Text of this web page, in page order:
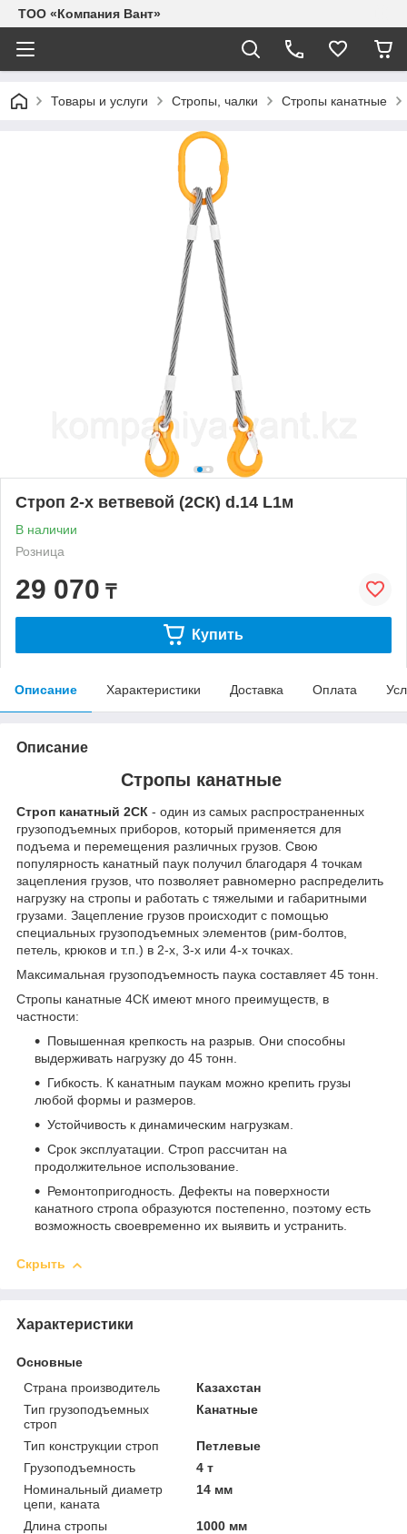
ТОО «Компания Вант»
Товары и услуги Стропы, чалки Стропы канатные
Строп 2-х ветвевой (2СК) d.14 L1м
В наличии
Розница
29 070 ₸
Купить
Описание Характеристики Доставка Оплата
Описание
Стропы канатные
Строп канатный 2СК - один из самых распространенных
грузоподъемных приборов, который применяется для
подъема и перемещения различных грузов. Свою
популярность канатный паук получил благодаря 4 точкам
зацепления грузов, что позволяет равномерно распределить
нагрузку на стропы и работать с тяжелыми и габаритными
грузами. Зацепление грузов происходит с помощью
специальных грузоподъемных элементов (рим-болтов,
петель, крюков и т.п.) в 2-х, 3-х или 4-х точках.
Максимальная грузоподъемность паука составляет 45 тонн.
Стропы канатные 4СК имеют много преимуществ, в
частности:
Повышенная крепкость на разрыв. Они способны
выдерживать нагрузку до 45 тонн.
Гибкость. К канатным паукам можно крепить грузы
любой формы и размеров.
Устойчивость к динамическим нагрузкам.
Срок эксплуатации. Строп рассчитан на
продолжительное использование.
Ремонтопригодность. Дефекты на поверхности
канатного стропа образуются постепенно, поэтому есть
возможность своевременно их выявить и устранить.
Скрыть
Характеристики
Основные
Страна производитель
Казахстан
Тип грузоподъемных
строп
Канатные
Тип конструкции строп
Петлевые
Грузоподъемность
4 т
Номинальный диаметр
цепи, каната
14 мм
Длина стропы
1000 мм